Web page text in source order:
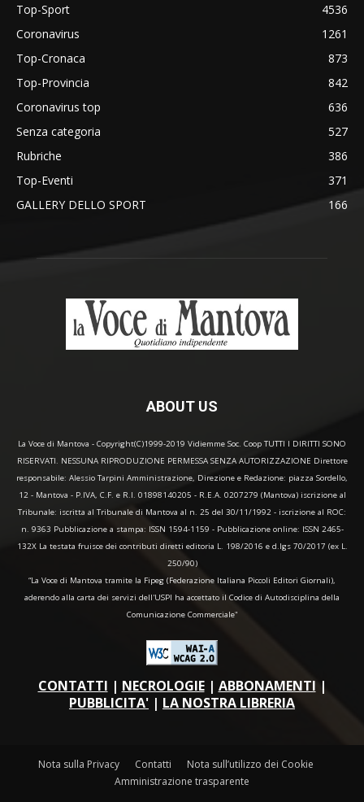
Top-Sport
4536
Coronavirus
1261
Top-Cronaca
873
Top-Provincia
842
Coronavirus top
636
Senza categoria
527
Rubriche
386
Top-Eventi
371
GALLERY DELLO SPORT
166
ABOUT US
La Voce di Mantova - Copyright(C)1999-2019 Vidiemme Soc. Coop TUTTI I DIRITTI SONO
RISERVATI. NESSUNA RIPRODUZIONE PERMESSA SENZA AUTORIZZAZIONE Direttore
responsabile: Alessio Tarpini Amministrazione, Direzione e Redazione: piazza Sordello,
12 - Mantova - P.IVA, C.F. e R.I. 01898140205 - R.E.A. 0207279 (Mantova) iscrizione al
Tribunale: iscritta al Tribunale di Mantova al n. 25 del 30/11/1992 - iscrizione al ROC:
n. 9363 Pubblicazione a stampa: ISSN 1594-1159 - Pubblicazione online: ISSN 2465-
132X La testata fruisce dei contributi diretti editoria L. 198/2016 e d.lgs 70/2017 (ex L.
250/90)
“La Voce di Mantova tramite la Fipeg (Federazione Italiana Piccoli Editori Giornali),
aderendo alla carta dei servizi dell'USPI ha accettato il Codice di Autodisciplina della
Comunicazione Commerciale"
CONTATTI | NECROLOGIE| ABBONAMENTI |
PUBBLICITA' | LA NOSTRA LIBRERIA
Nota sulla Privacy Contatti
Nota sull’utilizzo dei Cookie
Amministrazione trasparente